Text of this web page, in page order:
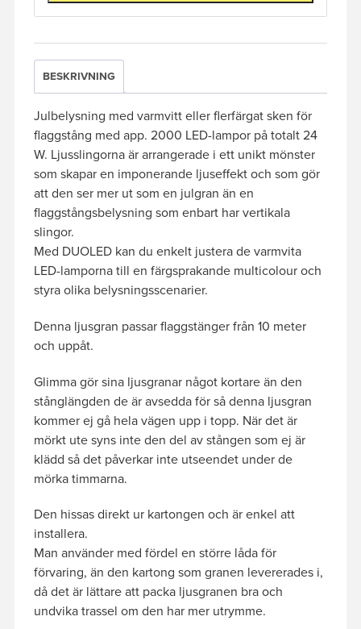
BESKRIVNING
Julbelysning med varmvitt eller flerfärgat sken för
flaggstång med app. 2000 LED-lampor på totalt 24
W. Ljusslingorna är arrangerade i ett unikt mönster
som skapar en imponerande ljuseffekt och som gör
att den ser mer ut som en julgran än en
flaggstångsbelysning som enbart har vertikala
slingor.
Med DUOLED kan du enkelt justera de varmvita
LED-lamporna till en färgsprakande multicolour och
styra olika belysningsscenarier.
Denna ljusgran passar flaggstänger från 10 meter
och uppåt.
Glimma gör sina ljusgranar något kortare än den
stånglängden de är avsedda för så denna ljusgran
kommer ej gå hela vägen upp i topp. När det är
mörkt ute syns inte den del av stången som ej är
klädd så det påverkar inte utseendet under de
mörka timmarna.
Den hissas direkt ur kartongen och är enkel att
installera.
Man använder med fördel en större låda för
förvaring, än den kartong som granen levererades i,
då det är lättare att packa ljusgranen bra och
undvika trassel om den har mer utrymme.